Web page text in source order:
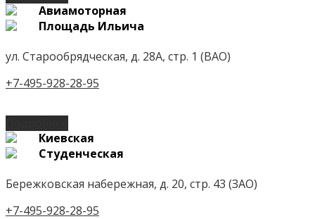
Авиамоторная
Площадь Ильича
ул. Старообрядческая, д. 28А, стр. 1 (ВАО)
+7-495-928-28-95
Киевская
Студенческая
Бережковская набережная, д. 20, стр. 43 (ЗАО)
+7-495-928-28-95